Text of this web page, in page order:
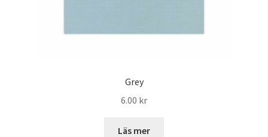
Grey
6.00 kr
Läs mer